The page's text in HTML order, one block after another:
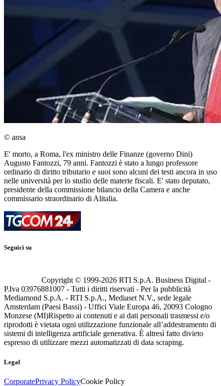
© ansa
E' morto, a Roma, l'ex ministro delle Finanze (governo Dini)
Augusto Fantozzi, 79 anni. Fantozzi è stato a lungo professore
ordinario di diritto tributario e suoi sono alcuni dei testi ancora in uso
nelle università per lo studio delle materie fiscali. E' stato deputato,
presidente della commissione bilancio della Camera e anche
commissario straordinario di Alitalia.
Seguici su
Copyright © 1999-2026 RTI S.p.A. Business Digital -
P.Iva 03976881007 - Tutti i diritti riservati - Per la pubblicità
Mediamond S.p.A. - RTI S.p.A., Mediaset N.V., sede legale
Amsterdam (Paesi Bassi) - Uffici Viale Europa 46, 20093 Cologno
Monzese (MI)Rispetto ai contenuti e ai dati personali trasmessi e/o
riprodotti è vietata ogni utilizzazione funzionale all’addestramento di
sistemi di intelligenza artificiale generativa. È altresì fatto divieto
espresso di utilizzare mezzi automatizzati di data scraping.
Legal
CorporatePrivacy PolicyCookie Policy